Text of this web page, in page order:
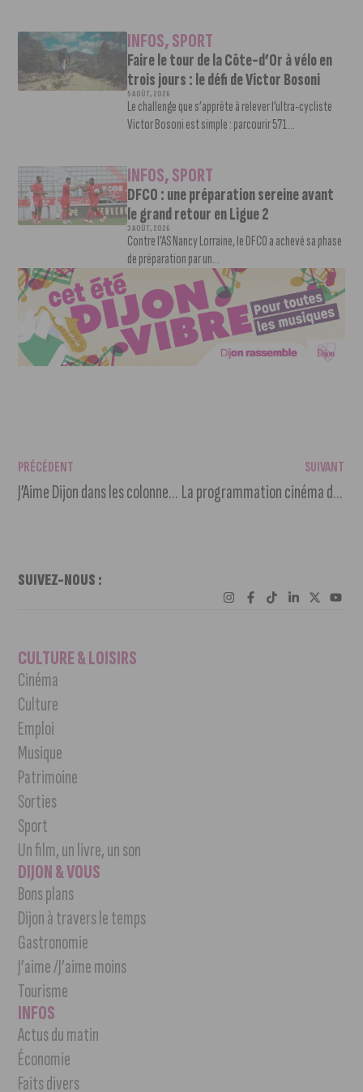
INFOS,SPORT
Faire le tour de la Côte-d’Or à vélo en
trois jours : le défi de Victor Bosoni
5 AOÛT, 2026
Le challenge que s’apprête à relever l’ultra-cycliste
Victor Bosoni est simple : parcourir 571...
INFOS,SPORT
DFCO : une préparation sereine avant
le grand retour en Ligue 2
3 AOÛT, 2026
Contre l’AS Nancy Lorraine, le DFCO a achevé sa phase
de préparation par un...
PRÉCÉDENT
J’Aime Dijon dans les colonnes du Bien Public !
SUIVANT
La programmation cinéma du 6 au 13 juillet 2021
SUIVEZ-NOUS :
CULTURE & LOISIRS
Cinéma
Culture
Emploi
Musique
Patrimoine
Sorties
Sport
Un film, un livre, un son
DIJON & VOUS
Bons plans
Dijon à travers le temps
Gastronomie
J’aime /J’aime moins
Tourisme
INFOS
Actus du matin
Économie
Faits divers